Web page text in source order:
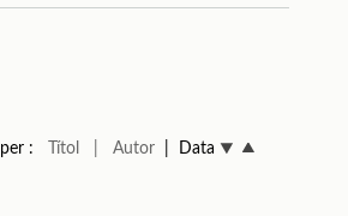
per : Títol | Autor| Data